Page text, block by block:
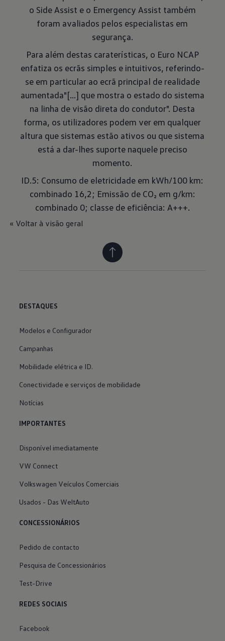
o Side Assist e o Emergency Assist também
foram avaliados pelos especialistas em
segurança.
Para além destas caraterísticas, o Euro NCAP
enfatiza os ecrãs simples e intuitivos, referindo-
se em particular ao ecrã principal de realidade
aumentada"[...] que mostra o estado do sistema
na linha de visão direta do condutor". Desta
forma, os utilizadores podem ver em qualquer
altura que sistemas estão ativos ou que sistema
está a dar-lhes suporte naquele preciso
momento.
ID.5: Consumo de eletricidade em kWh/100 km:
combinado 16,2; Emissão de CO₂ em g/km:
combinado 0; classe de eficiência: A+++.
« Voltar à visão geral
DESTAQUES
Modelos e Configurador
Campanhas
Mobilidade elétrica e ID.
Conectividade e serviços de mobilidade
Notícias
IMPORTANTES
Disponível imediatamente
VW Connect
Volkswagen Veículos Comerciais
Usados - Das WeltAuto
CONCESSIONÁRIOS
Pedido de contacto
Pesquisa de Concessionários
Test-Drive
REDES SOCIAIS
Facebook